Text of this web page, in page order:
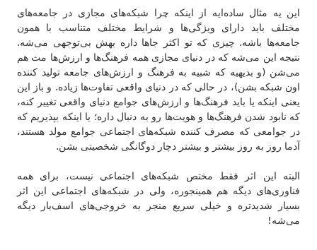
این یه مثال ساده‌ایه از اینکه چرا شبکه‌های مجازی در جامعه‌های
مختلف باید دارای ویژگی‌ها و شرایط مختلف متناسب با همون
جامعه‌ها باشه. چیزی که تو اکثر جاها داره بهش بی‌توجهی می‌شه.
نتیجه این می‌شه که در دنیای مجازی همه فرهنگ‌ها و ارزش‌ها مث هم
می‌شن (و بدیهیه که شبیه به فرهنگ و ارزش‌های جامعه تولید کننده
اون شبکه بشن)، در حالی که در دنیای واقعی تفاوت‌ها زیاده. و باز این
یعنی اینکه یا باید فرهنگ‌ها و ارزش‌های جوامع دنیای واقعی تغییر کنه،
که نابود شدن فرهنگ‌ها و هویت‌ها رو به دنبال داره؛ یا اینکه بپذیریم که
در جوامعی که مصرف کننده شبکه‌های اجتماعی جوامع مولد هستند،
آدما روز به روز بیشتر و بیشتر دچار دوگانگی شخصیتی بشن.
البته این اثر فقط مختص شبکه‌های اجتماعی نیست، برای همه
فناوری‌های دیگه هم همینجوره، ولی در شبکه‌های اجتماعی این اثر
بسیار شدیدتره و خیلی سریع منجر به خروجی‌های اسف‌بار دیگه
می‌شه!